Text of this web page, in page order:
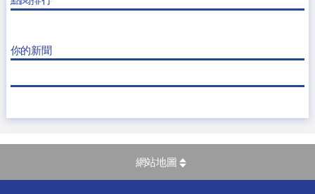
你的新聞
網站地圖